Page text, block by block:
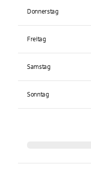
Donnerstag
Freitag
Samstag
Sonntag